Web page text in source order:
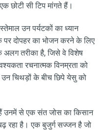
छोटी सी टिप मांगते हैं।
उन पर्यटकों का ध्यान
दोपहर का भोजन करने के लिए
तरीका है, जिसे वे विशेष
रचनात्मक विनम्रता को
उन चिथड़ों के बीच छिपे येसु को
उनमें से एक संत जोस का किसान
रहा है। एक बुजुर्ग सज्जन है जो